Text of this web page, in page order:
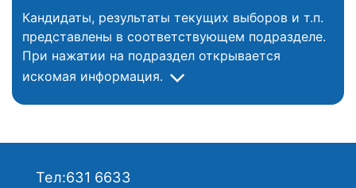
Кандидаты, результаты текущих выборов и т.п.
представлены в соответствующем подразделе.
При нажатии на подраздел открывается
искомая информация.
Тел:631 6633